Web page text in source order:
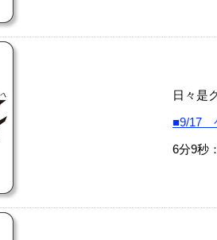
日々是
■9/17
6分9秒